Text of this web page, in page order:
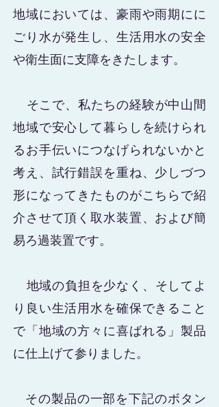
地域においては、豪雨や雨期にに
ごり水が発生し、生活用水の安全
や衛生面に支障をきたします。
​ そこで、私たちの経験が中山間
地域で安心して暮らしを続けられ
るお手伝いにつなげられないかと
考え、試行錯誤を重ね、少しづつ
形になってきたものがこちらで紹
介させて頂く取水装置、および簡
易ろ過装置です。
​ 地域の負担を少なく、そしてよ
り良い生活用水を確保できること
で「地域の方々に喜ばれる」製品
に仕上げて参りました。
​ その製品の一部を下記のボタン